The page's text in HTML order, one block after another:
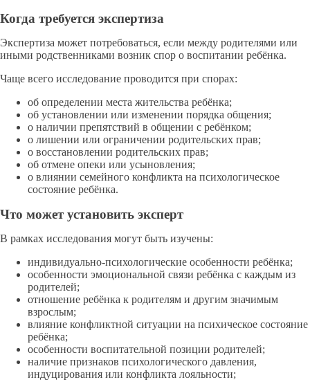
Когда требуется экспертиза
Экспертиза может потребоваться, если между родителями или
иными родственниками возник спор о воспитании ребёнка.
Чаще всего исследование проводится при спорах:
об определении места жительства ребёнка;
об установлении или изменении порядка общения;
о наличии препятствий в общении с ребёнком;
о лишении или ограничении родительских прав;
о восстановлении родительских прав;
об отмене опеки или усыновления;
о влиянии семейного конфликта на психологическое
состояние ребёнка.
Что может установить эксперт
В рамках исследования могут быть изучены:
индивидуально-психологические особенности ребёнка;
особенности эмоциональной связи ребёнка с каждым из
родителей;
отношение ребёнка к родителям и другим значимым
взрослым;
влияние конфликтной ситуации на психическое состояние
ребёнка;
особенности воспитательной позиции родителей;
наличие признаков психологического давления,
индуцирования или конфликта лояльности;